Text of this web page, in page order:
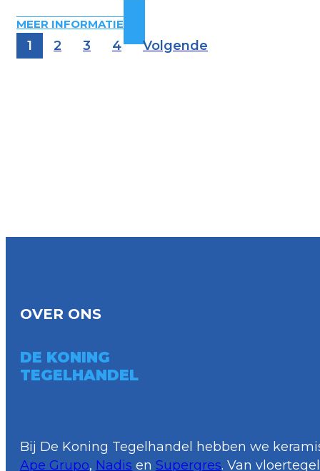
MEER INFORMATIE
1 2 3 4 Volgende
OVER ONS
DE KONING
TEGELHANDEL
Bij De Koning Tegelhandel hebben we
Ape Grupo, Nadis en Supergres. Van